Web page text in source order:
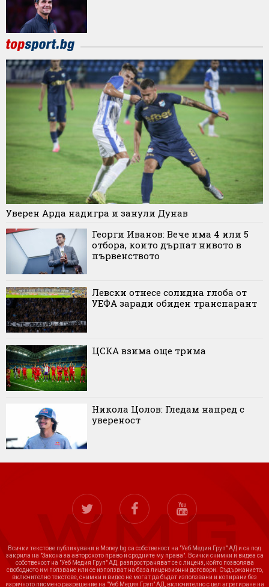
Уверен Арда надигра и занули Дунав
Георги Иванов: Вече има 4 или 5
отбора, които дърпат нивото в
първенството
Левски отнесе солидна глоба от
УЕФА заради обиден транспарант
ЦСКА взима още трима
Никола Цолов: Гледам напред с
увереност
Всички текстове публикувани в Money.bg са собственост на "Уеб Медия Груп" АД и са под
закрила на "Закона за авторското право и сродните му права". Всички снимки и видеа са
собственост на "Уеб Медия Груп" АД, разпространяват се с лиценз, който позволява
свободното им ползване или се използват на база лицензионни договори. Съдържанието,
включително текстове, снимки и видео не могат да бъдат използвани и копирани без
изричното писмено разрешение на "Уеб Медия Груп" АД, включително с цел агрегиране на